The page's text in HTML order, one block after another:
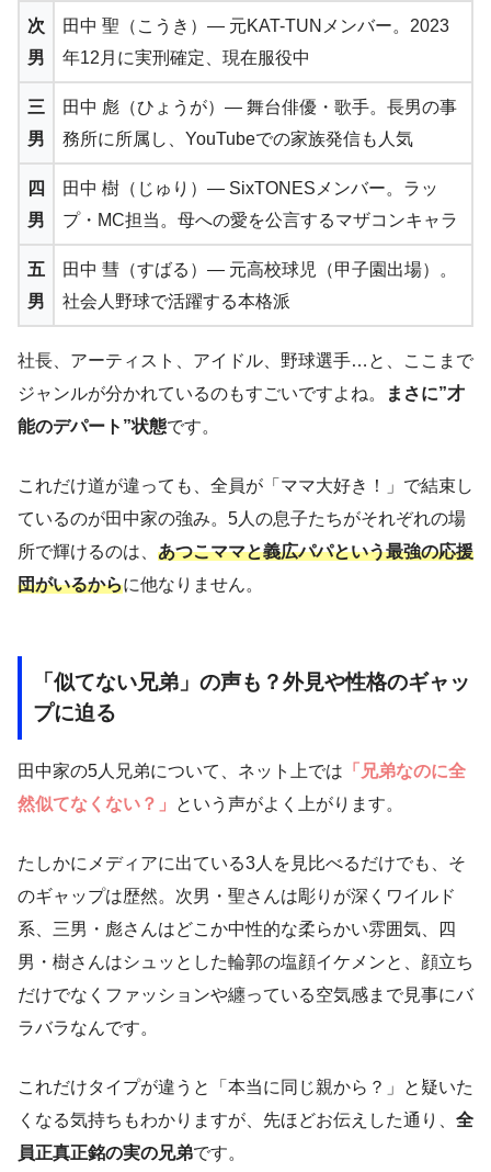
次
男
田中 聖（こうき）― 元KAT-TUNメンバー。2023
年12月に実刑確定、現在服役中
三
男
田中 彪（ひょうが）― 舞台俳優・歌手。長男の事
務所に所属し、YouTubeでの家族発信も人気
四
男
田中 樹（じゅり）― SixTONESメンバー。ラッ
プ・MC担当。母への愛を公言するマザコンキャラ
五
男
田中 彗（すばる）― 元高校球児（甲子園出場）。
社会人野球で活躍する本格派
社長、アーティスト、アイドル、野球選手…と、ここまで
ジャンルが分かれているのもすごいですよね。
まさに”才
能のデパート”状態です。
これだけ道が違っても、全員が「ママ大好き！」で結束し
ているのが田中家の強み。5人の息子たちがそれぞれの場
所で輝けるのは、 あつこママと義広パパという最強の応援
団がいるからに他なりません。
「似てない兄弟」の声も？外見や性格のギャッ
プに迫る
田中家の5人兄弟について、ネット上では 「兄弟なのに全
然似てなくない？」
という声がよく上がります。
たしかにメディアに出ている3人を見比べるだけでも、そ
のギャップは歴然。次男・聖さんは彫りが深くワイルド
系、三男・彪さんはどこか中性的な柔らかい雰囲気、四
男・樹さんはシュッとした輪郭の塩顔イケメンと、顔立ち
だけでなくファッションや纏っている空気感まで見事にバ
ラバラなんです。
これだけタイプが違うと「本当に同じ親から？」と疑いた
くなる気持ちもわかりますが、先ほどお伝えした通り、 全
員正真正銘の実の兄弟です。